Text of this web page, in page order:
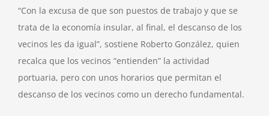
“Con la excusa de que son puestos de trabajo y que se
trata de la economía insular, al final, el descanso de los
vecinos les da igual”, sostiene Roberto González, quien
recalca que los vecinos “entienden” la actividad
portuaria, pero con unos horarios que permitan el
descanso de los vecinos como un derecho fundamental.